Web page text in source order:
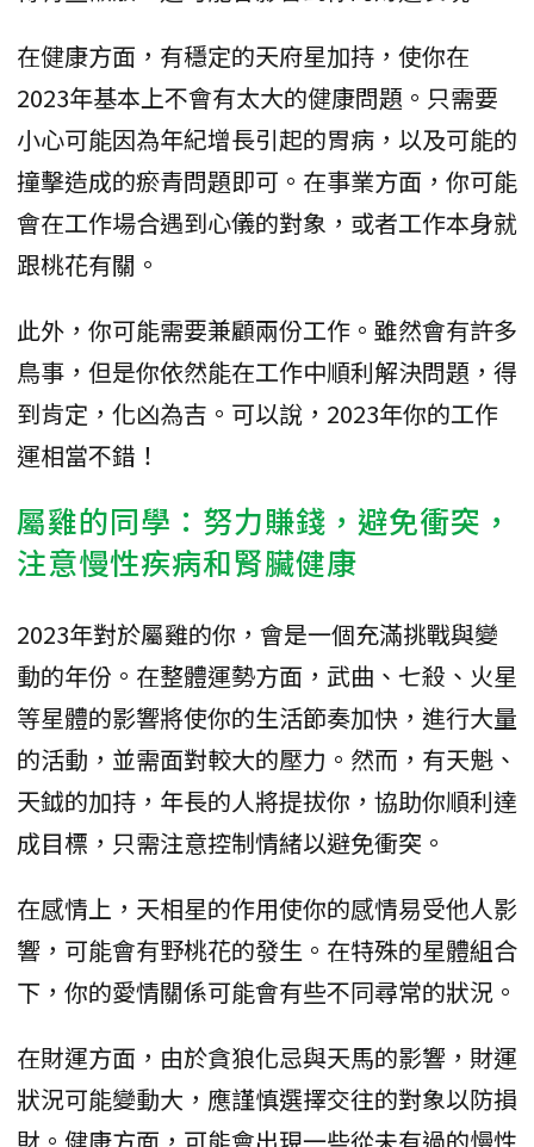
在健康方面，有穩定的天府星加持，使你在
2023年基本上不會有太大的健康問題。只需要
小心可能因為年紀增長引起的胃病，以及可能的
撞擊造成的瘀青問題即可。在事業方面，你可能
會在工作場合遇到心儀的對象，或者工作本身就
跟桃花有關。
此外，你可能需要兼顧兩份工作。雖然會有許多
鳥事，但是你依然能在工作中順利解決問題，得
到肯定，化凶為吉。可以說，2023年你的工作
運相當不錯！
屬雞的同學：努力賺錢，避免衝突，
注意慢性疾病和腎臟健康
2023年對於屬雞的你，會是一個充滿挑戰與變
動的年份。在整體運勢方面，武曲、七殺、火星
等星體的影響將使你的生活節奏加快，進行大量
的活動，並需面對較大的壓力。然而，有天魁、
天鉞的加持，年長的人將提拔你，協助你順利達
成目標，只需注意控制情緒以避免衝突。
在感情上，天相星的作用使你的感情易受他人影
響，可能會有野桃花的發生。在特殊的星體組合
下，你的愛情關係可能會有些不同尋常的狀況。
在財運方面，由於貪狼化忌與天馬的影響，財運
狀況可能變動大，應謹慎選擇交往的對象以防損